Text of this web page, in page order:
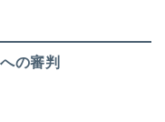
の審判